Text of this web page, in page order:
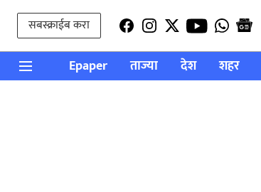
सबस्क्राईब करा
Epaper ताज्या देश शहर